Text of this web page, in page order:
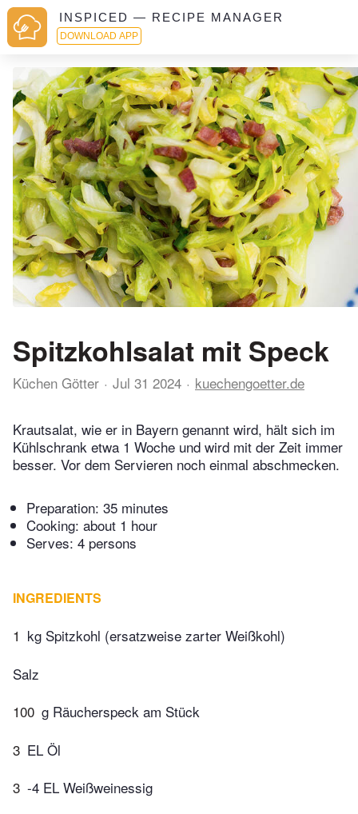
INSPICED — RECIPE MANAGER
DOWNLOAD APP
Spitzkohlsalat mit Speck
Küchen Götter Jul 31 2024 kuechengoetter.de
Krautsalat, wie er in Bayern genannt wird, hält sich im
Kühlschrank etwa 1 Woche und wird mit der Zeit immer
besser. Vor dem Servieren noch einmal abschmecken.
Preparation: 35 minutes
Cooking: about 1 hour
Serves: 4 persons
INGREDIENTS
1 kg Spitzkohl (ersatzweise zarter Weißkohl)
Salz
100 g Räucherspeck am Stück
3 EL Öl
3 -4 EL Weißweinessig